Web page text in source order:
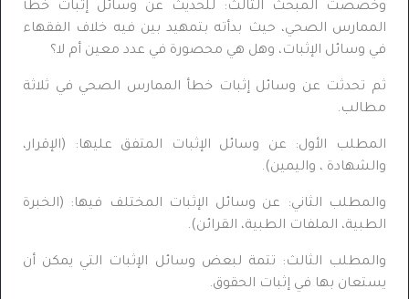
وخصصت المبحث الثالث: للحديث عن وسائل إثبات خطأ
الممارس الصحي، حيث بدأته بتمهيد بين فيه خلاف الفقهاء
في وسائل الإثبات، وهل هي محصورة في عدد معين أم لا؟
ثم تحدثت عن وسائل إثبات خطأ الممارس الصحي في ثلاثة
مطالب.
المطلب الأول: عن وسائل الإثبات المتفق عليها: (الإقرار،
والشهادة ، واليمين).
والمطلب الثاني: عن وسائل الإثبات المختلف فيها: (الخبرة
الطبية، الملفات الطبية، القرائن).
والمطلب الثالث: تتمة لبعض وسائل الإثبات التي يمكن أن
يستعان بها في إثبات الحقوق.